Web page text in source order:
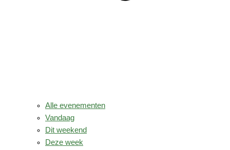
Alle evenementen
Vandaag
Dit weekend
Deze week